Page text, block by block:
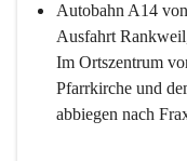
Autobahn A14
Ausfahrt
Im Ortszentrum
Pfarrkirche und
abbiegen nach